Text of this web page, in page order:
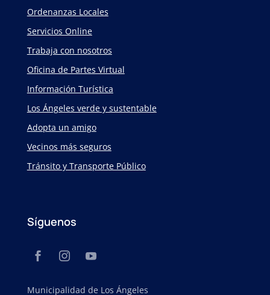
Ordenanzas Locales
Servicios Online
Trabaja con nosotros
Oficina de Partes Virtual
Información Turística
Los Ángeles verde y sustentable
Adopta un amigo
Vecinos más seguros
Tránsito y Transporte Público
Síguenos
Municipalidad de Los Ángeles